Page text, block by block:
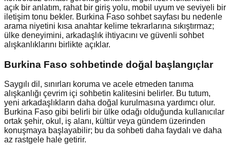
açık bir anlatım, rahat bir giriş yolu, mobil uyum ve seviyeli bir
iletişim tonu bekler. Burkina Faso sohbet sayfası bu nedenle
arama niyetini kısa anahtar kelime tekrarlarına sıkıştırmaz;
ülke deneyimini, arkadaşlık ihtiyacını ve güvenli sohbet
alışkanlıklarını birlikte açıklar.
Burkina Faso sohbetinde doğal başlangıçlar
Saygılı dil, sınırları koruma ve acele etmeden tanıma
alışkanlığı çevrim içi sohbetin kalitesini belirler. Bu tutum,
yeni arkadaşlıkların daha doğal kurulmasına yardımcı olur.
Burkina Faso gibi belirli bir ülke odağı olduğunda kullanıcılar
ortak şehir, okul, iş alanı, kültür veya gündem üzerinden
konuşmaya başlayabilir; bu da sohbeti daha faydalı ve daha
az rastgele hale getirir.